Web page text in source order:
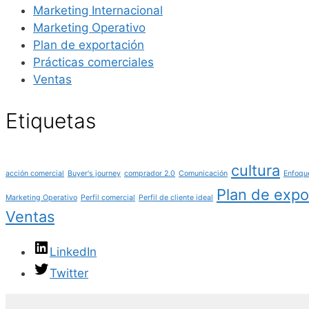
Marketing Internacional
Marketing Operativo
Plan de exportación
Prácticas comerciales
Ventas
Etiquetas
acción comercial Buyer's journey comprador 2.0 Comunicación cultura
Marketing Operativo Perfil comercial Perfil de cliente ideal
Plan de
Ventas
LinkedIn
Twitter